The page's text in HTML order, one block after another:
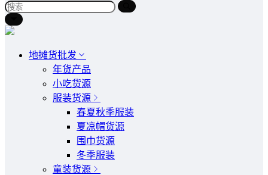
地摊货批发
年货产品
小吃货源
服装货源
春夏秋季服装
夏凉帽货源
围巾货源
冬季服装
童装货源